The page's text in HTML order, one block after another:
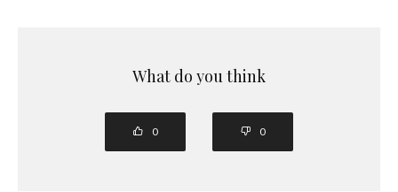
What do you think
0 0